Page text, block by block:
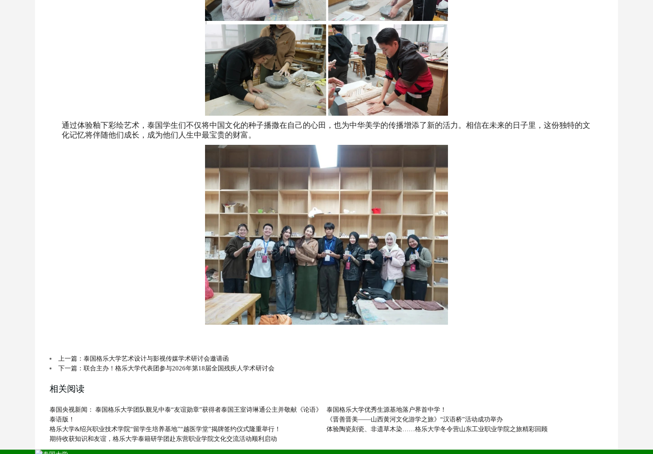
通过体验釉下彩绘艺术，泰国学生们不仅将中国文化的种子播撒在自己的心田，也为中华美学的传播增添了新的活力。相信在未来的日子里，这份独特的文
化记忆将伴随他们成长，成为他们人生中最宝贵的财富。
上一篇：泰国格乐大学艺术设计与影视传媒学术研讨会邀请函
下一篇：联合主办！格乐大学代表团参与2026年第18届全国残疾人学术研讨会
相关阅读
泰国央视新闻： 泰国格乐大学团队觐见中泰“友谊勋章”获得者泰国王室诗琳通公主并敬献《论语》
泰语版！
泰国格乐大学优秀生源基地落户界首中学！
《晋善晋美——山西黄河文化游学之旅》“汉语桥”活动成功举办
格乐大学&绍兴职业技术学院“留学生培养基地”“越医学堂”揭牌签约仪式隆重举行！
体验陶瓷刻瓷、非遗草木染……格乐大学冬令营山东工业职业学院之旅精彩回顾
期待收获知识和友谊，格乐大学泰籍研学团赴东营职业学院文化交流活动顺利启动